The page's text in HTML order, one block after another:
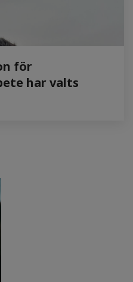
för
har valts